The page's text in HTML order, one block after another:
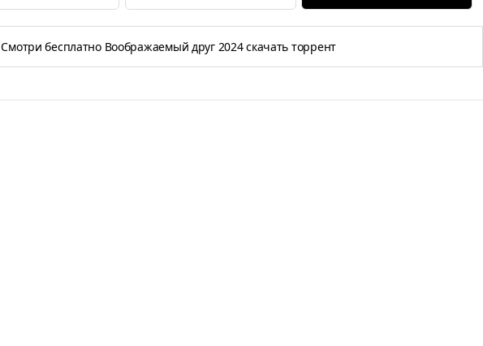
Смотри бесплатно Воображаемый друг 2024 скачать торрент